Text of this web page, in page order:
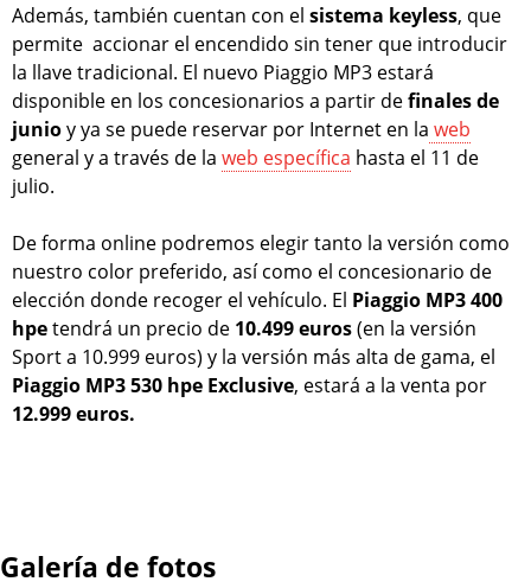
Además, también cuentan con el sistema keyless, que
permite accionar el encendido sin tener que introducir
la llave tradicional. El nuevo Piaggio MP3 estará
disponible en los concesionarios a partir definales de
junioy ya se puede reservar por Internet en la web
general y a través de la web específica hasta el 11 de
julio.
De forma online podremos elegir tanto la versión como
nuestro color preferido, así como el concesionario de
elección donde recoger el vehículo. El Piaggio MP3 400
hpetendrá un precio de 10.499 euros(en la versión
Sport a 10.999 euros) y la versión más alta de gama, el
Piaggio MP3 530 hpe Exclusive, estará a la venta por
12.999 euros.
Galería de fotos